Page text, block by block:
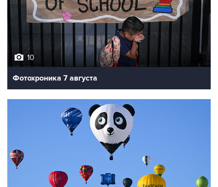
10
Фотохроника 7 августа